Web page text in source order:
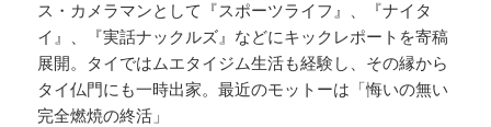
ス・カメラマンとして『スポーツライフ』、『ナイタ
イ』、『実話ナックルズ』などにキックレポートを寄稿
展開。タイではムエタイジム生活も経験し、その縁から
タイ仏門にも一時出家。最近のモットーは「悔いの無い
完全燃焼の終活」